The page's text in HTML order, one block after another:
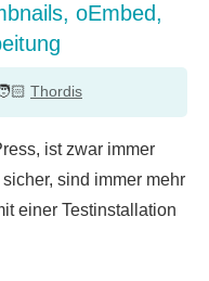
oEmbed,
Thordis
ist zwar immer
sind immer mehr
einer Testinstallation